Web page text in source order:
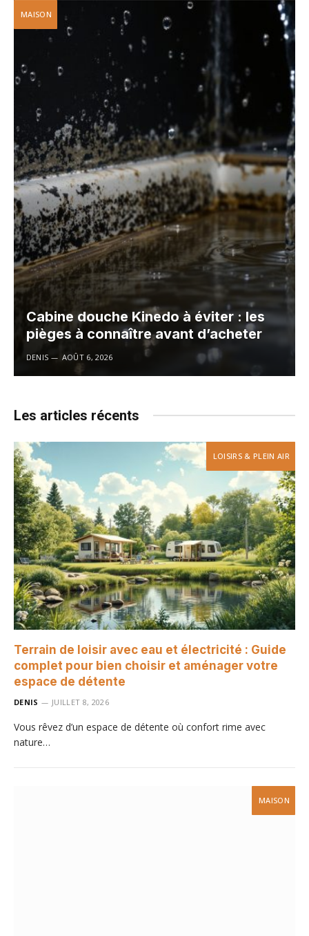
MAISON
Cabine douche Kinedo à éviter : les
pièges à connaître avant d’acheter
DENIS AOÛT 6, 2026
Les articles récents
LOISIRS & PLEIN AIR
Terrain de loisir avec eau et électricité : Guide
complet pour bien choisir et aménager votre
espace de détente
DENIS JUILLET 8, 2026
Vous rêvez d’un espace de détente où confort rime avec
nature…
MAISON